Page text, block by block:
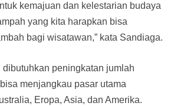
kemajuan dan kelestarian budaya
yang kita harapkan bisa
bagi wisatawan,” kata Sandiaga.
dibutuhkan peningkatan jumlah
menjangkau pasar utama
Eropa, Asia, dan Amerika.